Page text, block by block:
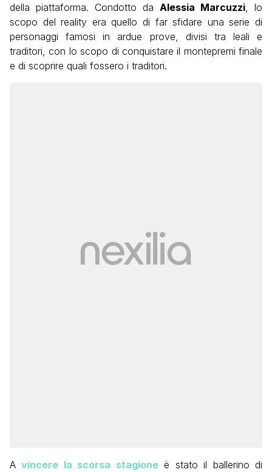
della piattaforma. Condotto da Alessia Marcuzzi, lo
scopo del reality era quello di far sfidare una serie di
personaggi famosi in ardue prove, divisi tra leali e
traditori, con lo scopo di conquistare il montepremi finale
e di scoprire quali fossero i traditori.
Avincere la scorsa stagioneè stato il ballerino di